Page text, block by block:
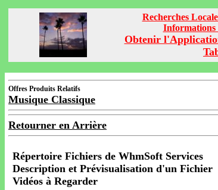
Recherches
Informations
Obtenir
Offres Produits Relatifs
Musique Classique
Retourner en Arrière
Répertoire Fichiers de WhmSoft Services
Description et Prévisualisation d'un Fichier
Vidéos à Regarder